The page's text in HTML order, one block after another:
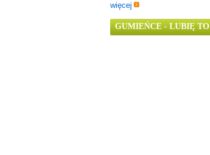
więcej
GUMIEŃCE - LUBIĘ TO